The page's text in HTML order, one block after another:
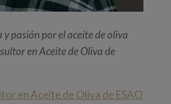
pasión por el aceite de oliva
en Aceite de Oliva de
en Aceite de Oliva de ESAO